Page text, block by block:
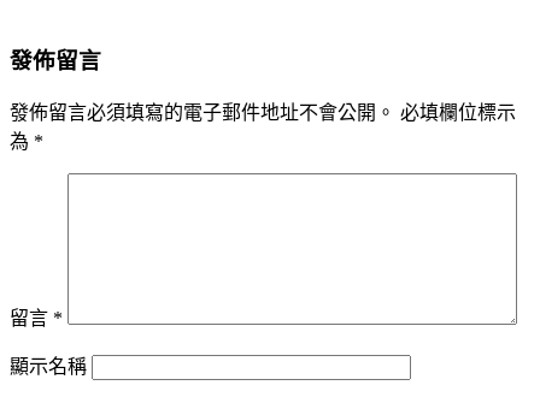
發佈留言
發佈留言必須填寫的電子郵件地址不會公開。 必填欄位標示
為 *
留言 *
顯示名稱